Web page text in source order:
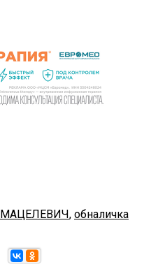
МАЦЕЛЕВИЧ, обналичка